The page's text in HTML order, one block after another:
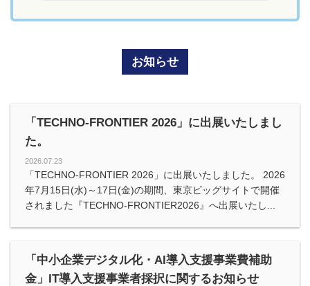
お知らせ
「TECHNO-FRONTIER 2026」に出展いたしまし
た。
2026.07.23
「TECHNO-FRONTIER 2026」に出展いたしました。 2026
年7月15日(水)～17日(金)の期間、東京ビッグサイトで開催
されました『TECHNO-FRONTIER2026』へ出展いたし...
「中小企業デジタル化・AI導入支援事業費補助
金」IT導入支援事業者採択に関するお知らせ